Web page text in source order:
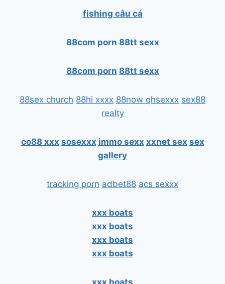
fishing câu cá
88com porn 88tt sexx
88com porn 88tt sexx
88sex church 88hi xxxx 88now qhsexxx sex88
realty
co88 xxx sosexxx immo sexx xxnet sex sex
gallery
tracking porn adbet88 acs sexxx
xxx boats
xxx boats
xxx boats
xxx boats
xxx boats